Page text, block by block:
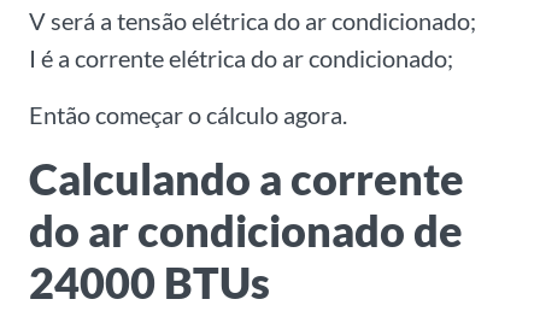
V será a tensão elétrica do ar condicionado;
I é a corrente elétrica do ar condicionado;
Então começar o cálculo agora.
Calculando a corrente
do ar condicionado de
24000 BTUs